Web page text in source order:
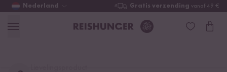
Nederland Gratis verzending vanaf 49 €